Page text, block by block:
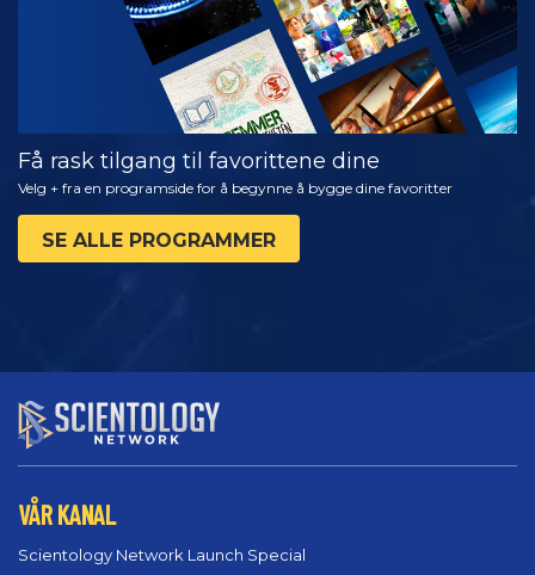
Få rask tilgang til favorittene dine
Velg + fra en programside for å begynne å bygge dine favoritter
SE ALLE PROGRAMMER
VÅR KANAL
Scientology Network Launch Special